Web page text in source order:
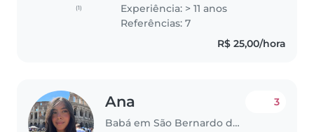
(1)
e responsabilidade. Possuo curso
de Primeiros Socorros,
Experiência: > 11 anos
Referências: 7
R$ 25,00/hora
Ana
Babá em São Bernardo do Campo
3